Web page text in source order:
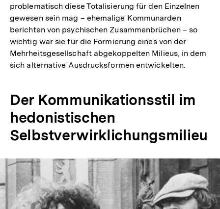
problematisch diese Totalisierung für den Einzelnen
gewesen sein mag – ehemalige Kommunarden
berichten von psychischen Zusammenbrüchen – so
wichtig war sie für die Formierung eines von der
Mehrheitsgesellschaft abgekoppelten Milieus, in dem
sich alternative Ausdrucksformen entwickelten.
Der Kommunikationsstil im
hedonistischen
Selbstverwirklichungsmilieu